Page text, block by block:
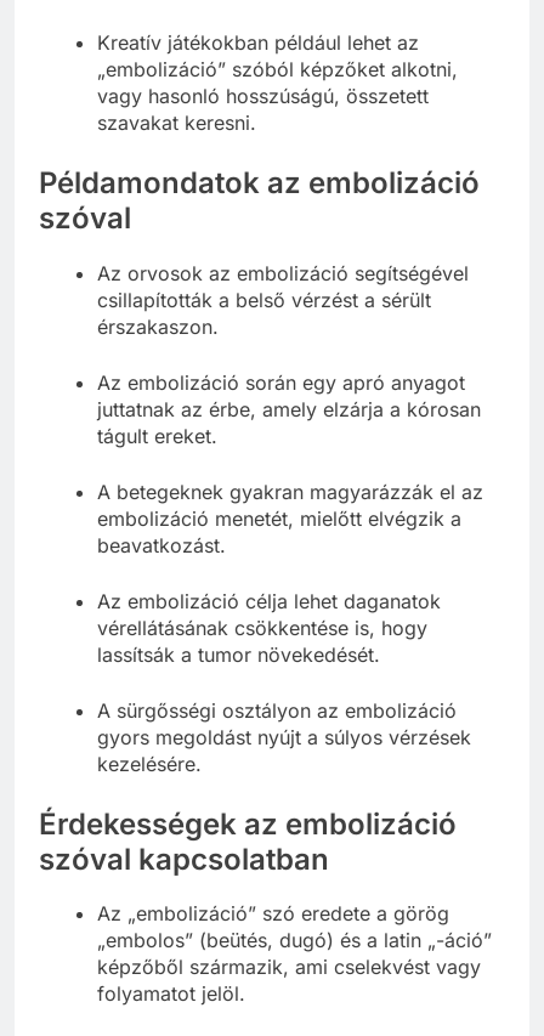
Kreatív játékokban például lehet az
„embolizáció” szóból képzőket alkotni,
vagy hasonló hosszúságú, összetett
szavakat keresni.
Példamondatok az embolizáció
szóval
Az orvosok az embolizáció segítségével
csillapították a belső vérzést a sérült
érszakaszon.
Az embolizáció során egy apró anyagot
juttatnak az érbe, amely elzárja a kórosan
tágult ereket.
A betegeknek gyakran magyarázzák el az
embolizáció menetét, mielőtt elvégzik a
beavatkozást.
Az embolizáció célja lehet daganatok
vérellátásának csökkentése is, hogy
lassítsák a tumor növekedését.
A sürgősségi osztályon az embolizáció
gyors megoldást nyújt a súlyos vérzések
kezelésére.
Érdekességek az embolizáció
szóval kapcsolatban
Az „embolizáció” szó eredete a görög
„embolos” (beütés, dugó) és a latin „-áció”
képzőből származik, ami cselekvést vagy
folyamatot jelöl.